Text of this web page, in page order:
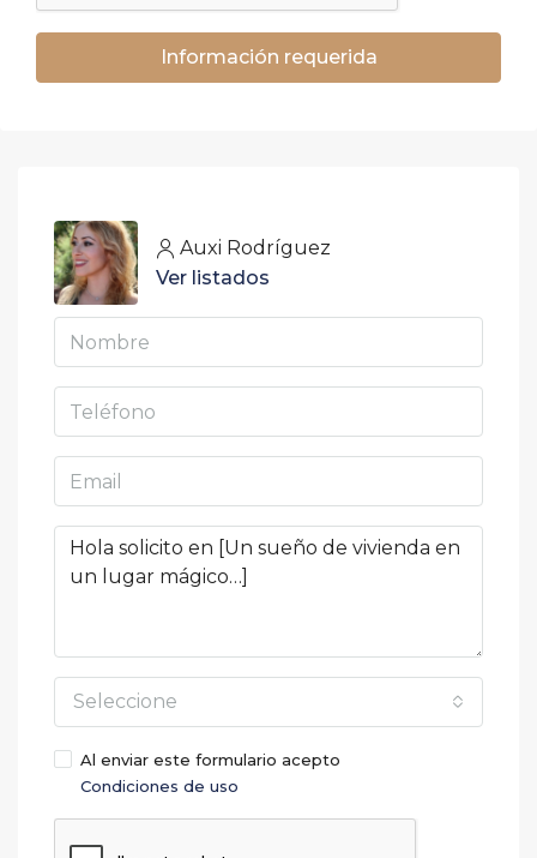
Información requerida
Auxi Rodríguez
Ver listados
Seleccione
Al enviar este formulario acepto
Condiciones de uso